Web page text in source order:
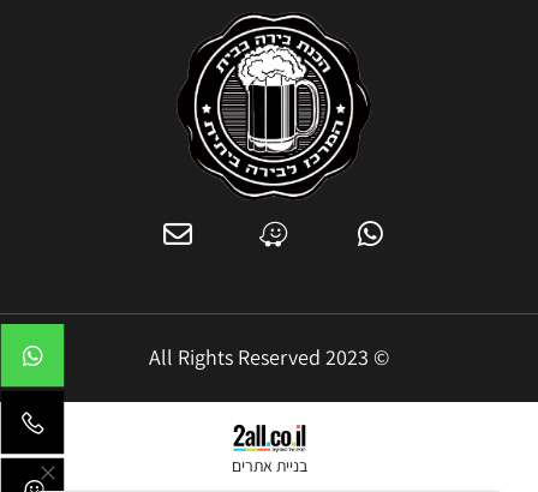
© 2023 All Rights Reserved
בניית אתרים